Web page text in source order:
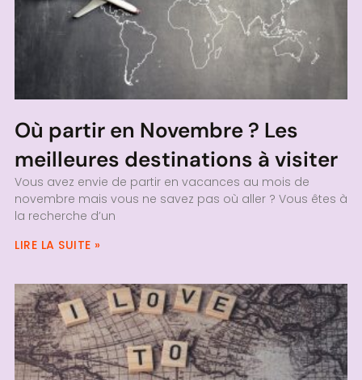
Où partir en Novembre ? Les
meilleures destinations à visiter
Vous avez envie de partir en vacances au mois de
novembre mais vous ne savez pas où aller ? Vous êtes à
la recherche d’un
LIRE LA SUITE »